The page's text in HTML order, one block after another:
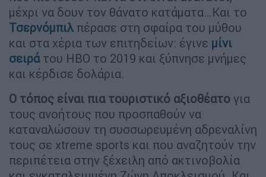
μέχρι να δουν τον θάνατο κατάματα…Και το
Τσερνόμπιλ πέρασε στη σφαίρα του μύθου
και στα χέρια των επιτηδείων: έγινε μίνι
σειράτου HBO το 2019 και ξύπνησε μνήμες
και κέρδισε δολάρια.
Ο τόπος είναι πια τουριστικό αξιοθέατο για
τους ανοήτους που προσπαθούν να
καταναλώσουν τη συσσωρευμένη αδρεναλίνη
τους σε xtreme sports και που αναζητούν την
περιπέτεια στην ξέχειλη από ακτινοβολία